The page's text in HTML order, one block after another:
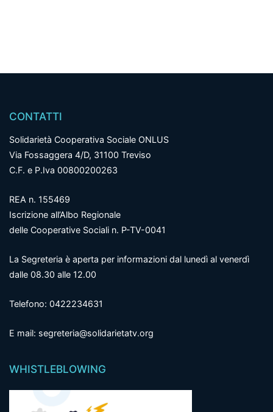
CONTATTI
Solidarietà Cooperativa Sociale ONLUS
Via Fossaggera 4/D, 31100 Treviso
C.F. e P.Iva 00800200263
REA n. 155469
Iscrizione all’Albo Regionale
delle Cooperative Sociali n. P-TV-0041
La Segreteria è aperta per informazioni dal lunedì al venerdì
dalle 08.30 alle 12.00
Telefono: 0422234631
E mail: segreteria@solidarietatv.org
WHISTLEBLOWING